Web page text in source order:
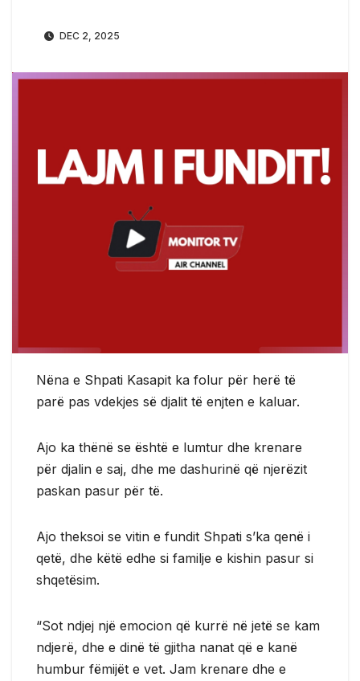
DEC 2, 2025
Nëna e Shpati Kasapit ka folur për herë të
parë pas vdekjes së djalit të enjten e kaluar.
Ajo ka thënë se është e lumtur dhe krenare
për djalin e saj, dhe me dashurinë që njerëzit
paskan pasur për të.
Ajo theksoi se vitin e fundit Shpati s’ka qenë i
qetë, dhe këtë edhe si familje e kishin pasur si
shqetësim.
“Sot ndjej një emocion që kurrë në jetë se kam
ndjerë, dhe e dinë të gjitha nanat që e kanë
humbur fëmijët e vet. Jam krenare dhe e